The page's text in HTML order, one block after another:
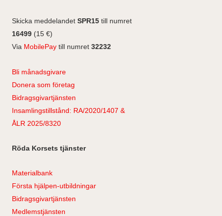
Skicka meddelandet SPR15 till numret
16499 (15 €)
Via MobilePay till numret 32232
Bli månadsgivare
Donera som företag
Bidragsgivartjänsten
Insamlingstillstånd: RA/2020/1407 &
ÅLR 2025/8320
Röda Korsets tjänster
Materialbank
Första hjälpen-utbildningar
Bidragsgivartjänsten
Medlemstjänsten